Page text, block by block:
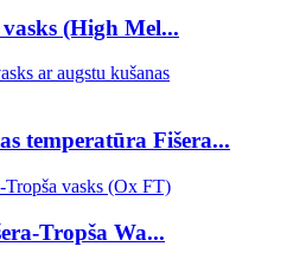
(High Mel...
temperatūra Fišera...
Tropša Wa...